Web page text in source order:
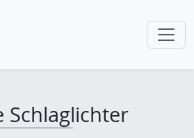
Schlaglichter